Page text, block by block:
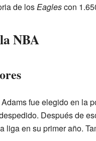
de losEaglescon
NBA
fue elegido en la
Después de
liga en su primer año.